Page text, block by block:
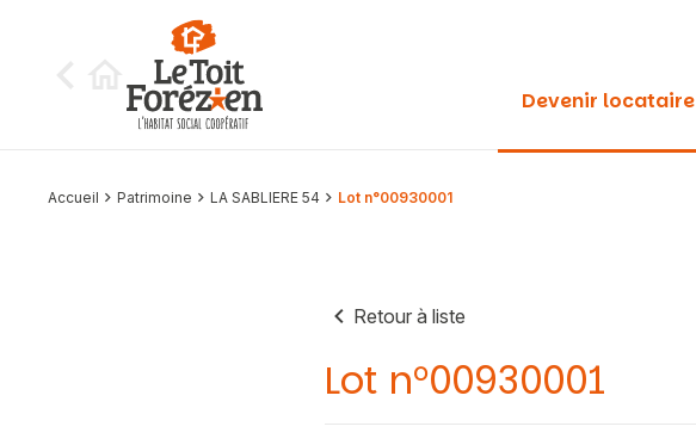
Devenir locataire
Accueil Patrimoine LA SABLIERE 54 Lot n°00930001
Retour à liste
Lot n°00930001